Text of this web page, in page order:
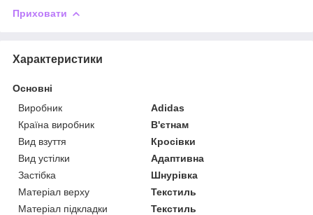
Приховати
Характеристики
Основні
Виробник
Adidas
Країна виробник
В'єтнам
Вид взуття
Кросівки
Вид устілки
Адаптивна
Застібка
Шнурівка
Матеріал верху
Текстиль
Матеріал підкладки
Текстиль